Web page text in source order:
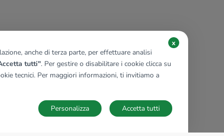
anche di terza parte, per effettuare analisi
tutti". Per gestire o disabilitare i cookie clicca su
tecnici. Per maggiori informazioni, ti invitiamo a
x
Accetta tutti
Personalizza